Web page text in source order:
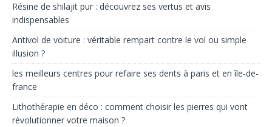
Résine de shilajit pur : découvrez ses vertus et avis
indispensables
Antivol de voiture : véritable rempart contre le vol ou simple
illusion ?
les meilleurs centres pour refaire ses dents à paris et en île-de-
france
Lithothérapie en déco : comment choisir les pierres qui vont
révolutionner votre maison ?